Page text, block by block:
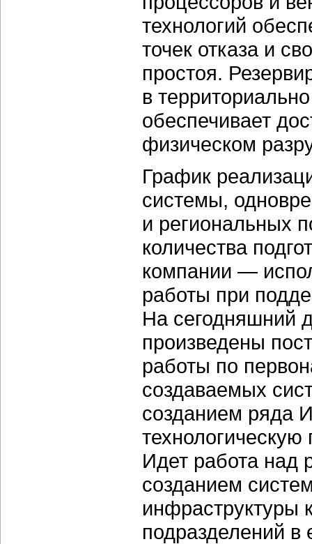
технологий
точек отказа и
простоя.
в
обеспечивает
физическом
График
системы,
и региональных
количества
компании —
работы при
На сегодняшний
произведены
работы по
создаваемых
созданием ряда
Идет работа над
созданием
инфраструктуры
подразделений в